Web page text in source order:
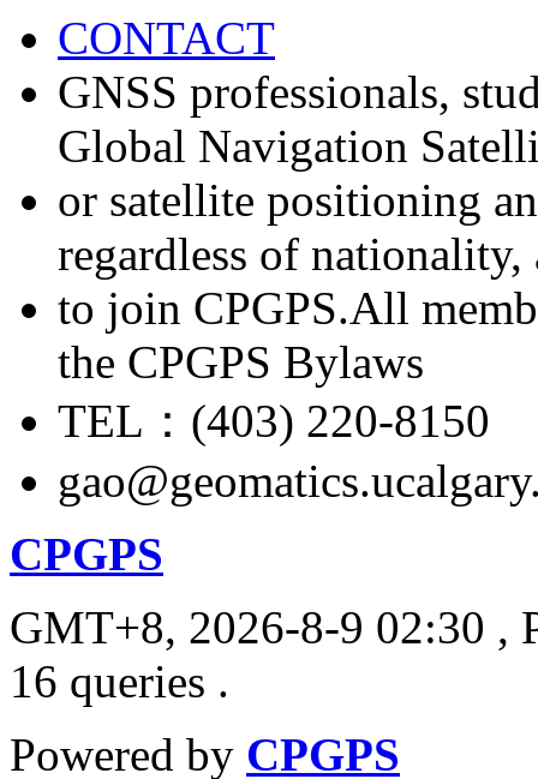
CONTACT
GNSS professionals,
Global Navigation
or satellite positioning
regardless of nationality,
to join CPGPS.All
the CPGPS Bylaws
TEL：(403) 220-8150
CPGPS
GMT+8, 2026-8-9 02:30 ,
16 queries .
Powered by CPGPS